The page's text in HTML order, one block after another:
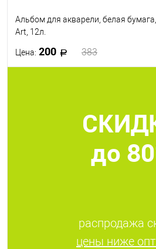
Альбом для акварели, белая
Art, 12л.
Цена: 200 383
до
распродажа
цены ниже